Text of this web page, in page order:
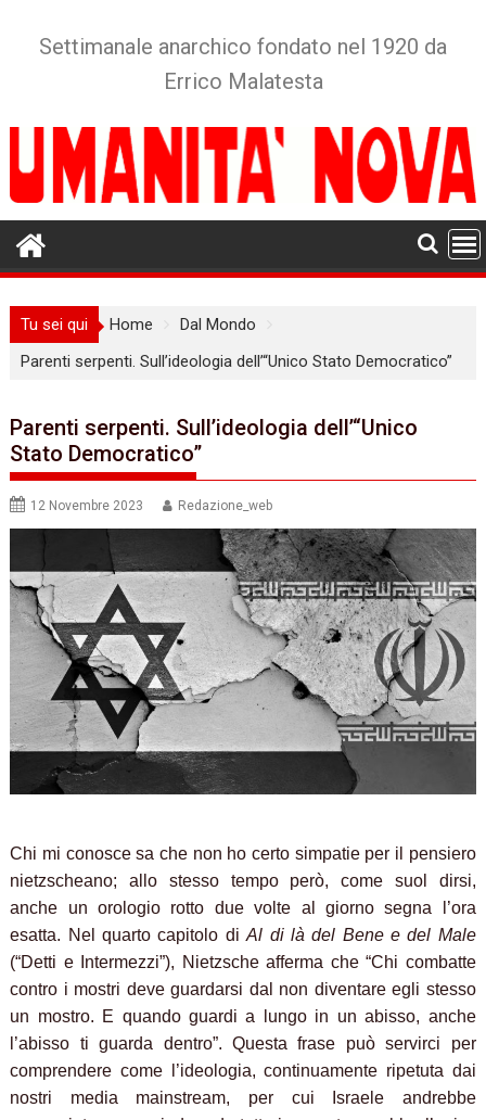
Settimanale anarchico fondato nel 1920 da
Errico Malatesta
Tu sei qui Home
Dal Mondo
Parenti serpenti. Sull’ideologia dell’“Unico Stato Democratico”
Parenti serpenti. Sull’ideologia dell’“Unico
Stato Democratico”
12 Novembre 2023 Redazione_web
Chi mi conosce sa che non ho certo simpatie per il pensiero
nietzscheano; allo stesso tempo però, come suol dirsi,
anche un orologio rotto due volte al giorno segna l’ora
esatta. Nel quarto capitolo diAl di là del Bene e del Male
(“Detti e Intermezzi”), Nietzsche afferma che “Chi combatte
contro i mostri deve guardarsi dal non diventare egli stesso
un mostro. E quando guardi a lungo in un abisso, anche
l’abisso ti guarda dentro”. Questa frase può servirci per
comprendere come l’ideologia, continuamente ripetuta dai
nostri media mainstream, per cui Israele andrebbe